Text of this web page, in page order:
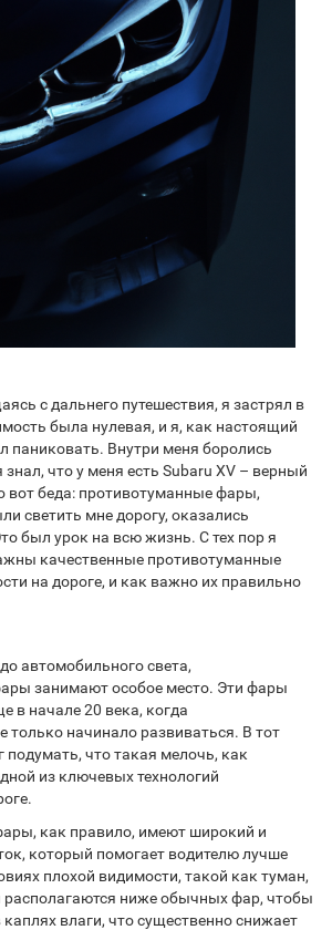
с дальнего путешествия, я застрял в
была нулевая, и я, как настоящий
паниковать. Внутри меня боролись
знал, что у меня есть Subaru XV – верный
вот беда: противотуманные фары,
светить мне дорогу, оказались
был урок на всю жизнь. С тех пор я
качественные противотуманные
на дороге, и как важно их правильно
автомобильного света,
занимают особое место. Эти фары
в начале 20 века, когда
только начинало развиваться. В тот
подумать, что такая мелочь, как
из ключевых технологий
как правило, имеют широкий и
который помогает водителю лучше
плохой видимости, такой как туман,
располагаются ниже обычных фар, чтобы
влаги, что существенно снижает